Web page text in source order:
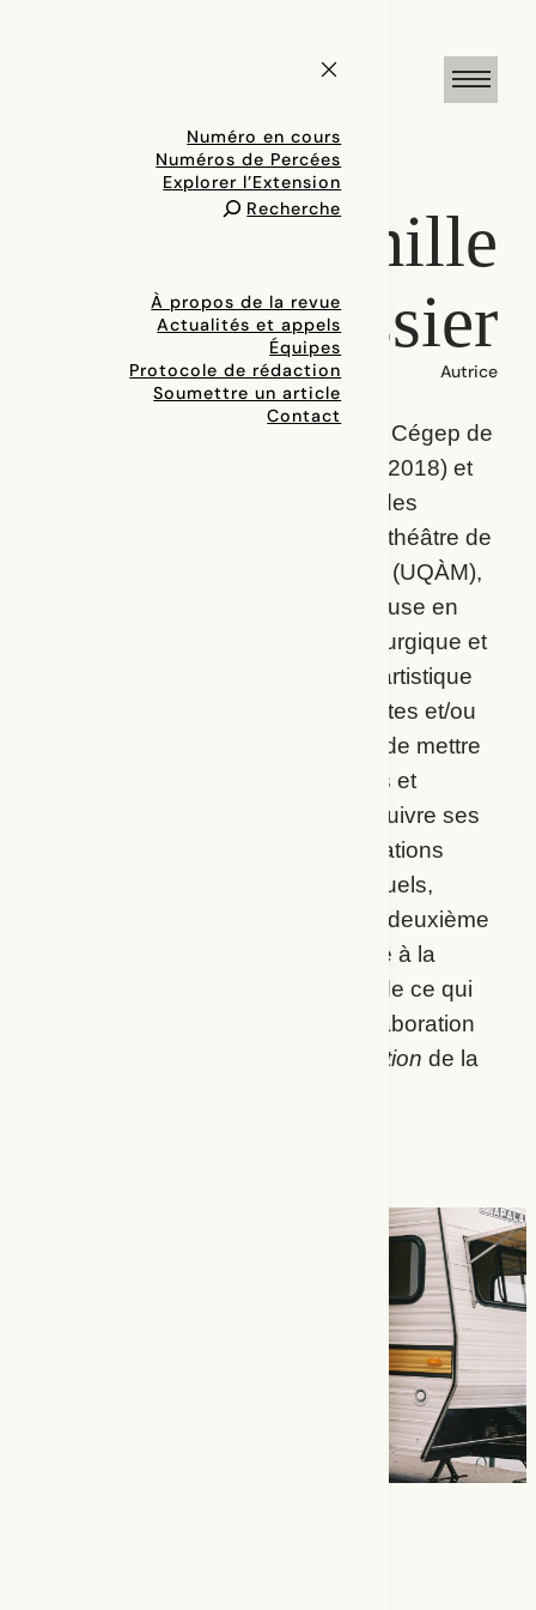
Numéro en cours
Numéros de Percées
Explorer l’Extension
Recherche
À propos de la revue
Actualités et appels
Équipes
Protocole de rédaction
Soumettre un article
Contact
Diplômée de l’École de théâtre du Cégep de
Saint-Hyacinthe en interprétation (2018) et
finissante au baccalauréat en études
théâtrales à l’École supérieure de théâtre de
l’Université du Québec à Montréal (UQÀM),
Camille Messier est à la fois metteuse en
scène, autrice, conseillère dramaturgique et
médiatrice culturelle. Sa pratique artistique
s’articule autour de projets féministes et/ou
jeune public qui portent l’urgence de mettre
en scène des identités mouvantes et
marginalisées. Intéressée à poursuivre ses
réflexions entourant les représentations
LGBTQ+ dans les arts vivants actuels,
Camille poursuivra ses études au deuxième
cycle à l’UQÀM, comme candidate à la
maitrise en théâtre. Prendre soin de ce qui
(re)nait constitue sa première collaboration
L’Extension recherche&création de la
Camille
Messier
Autrice